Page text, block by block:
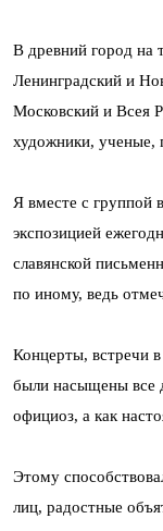
В древний город на
Ленинградский и
Московский и Всея
художники, ученые,
Я вместе с группой
экспозицией
славянской
по иному, ведь
Концерты, встречи
были насыщены все
официоз, а как
Этому
лиц, радостные